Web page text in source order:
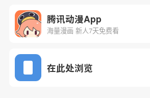
腾讯动漫App
海量漫画 新人7天免费看
在此处浏览